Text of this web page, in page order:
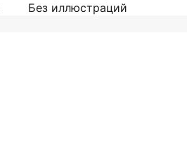
Без иллюстраций